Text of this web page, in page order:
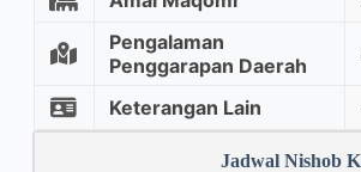
Pengalaman
Penggarapan Daerah
Keterangan Lain
Jadwal Nishob